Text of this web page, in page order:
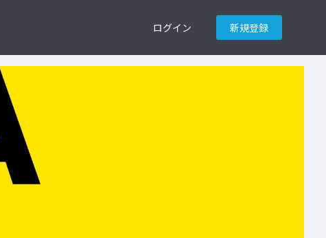
ログイン 新規登録